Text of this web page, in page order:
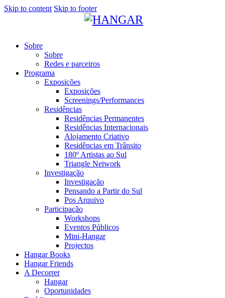
Skip to content Skip to footer
Sobre
Sobre
Redes e parceiros
Programa
Exposições
Exposições
Screenings/Performances
Residências
Residências Permanentes
Residências Internacionais
Alojamento Criativo
Residências em Trânsito
180º Artistas ao Sul
Triangle Network
Investigação
Investigação
Pensando a Partir do Sul
Pos Arquivo
Participação
Workshops
Eventos Públicos
Mini-Hangar
Projectos
Hangar Books
Hangar Friends
A Decorrer
Hangar
Oportunidades